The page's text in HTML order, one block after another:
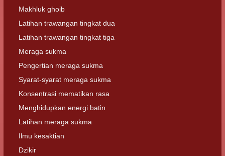
Makhluk ghoib
Latihan trawangan tingkat dua
Latihan trawangan tingkat tiga
Meraga sukma
Pengertian meraga sukma
Syarat-syarat meraga sukma
Konsentrasi mematikan rasa
Menghidupkan energi batin
Latihan meraga sukma
Ilmu kesaktian
Dzikir